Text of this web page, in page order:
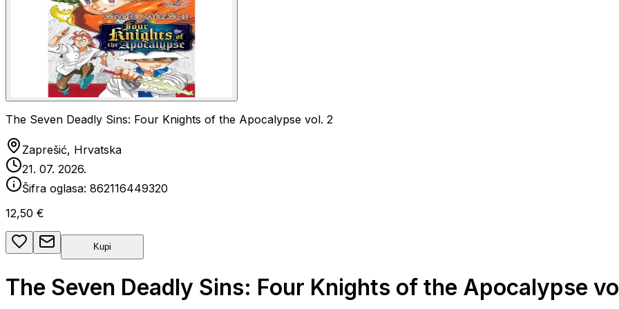
The Seven Deadly Sins: Four Knights of the Apocalypse vol. 2
Zaprešić, Hrvatska
21. 07. 2026.
Šifra oglasa: 862116449320
12,50 €
Kupi
The Seven Deadly Sins: Four Knights of the Apocalypse